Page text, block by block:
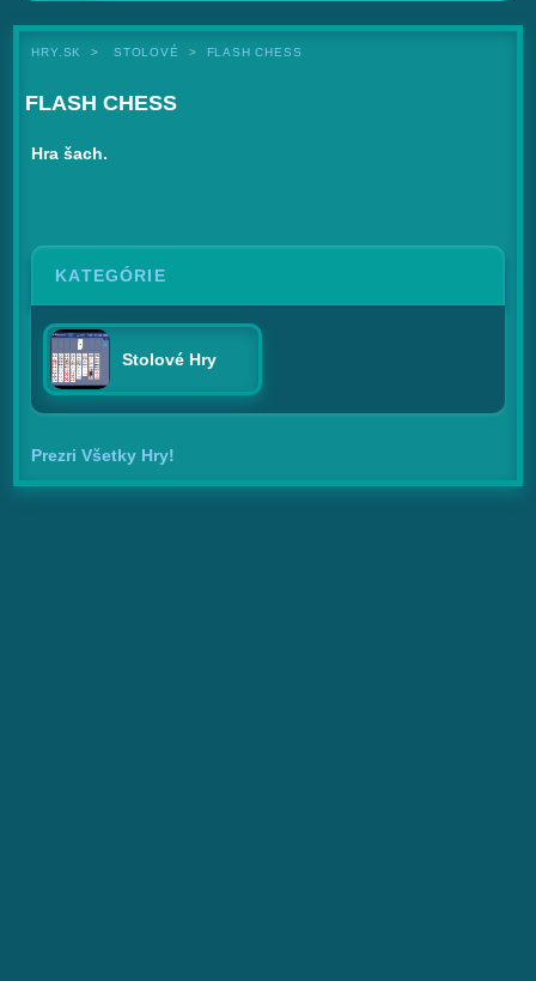
HRY.SK STOLOVÉ FLASH CHESS
FLASH CHESS
Hra šach.
KATEGÓRIE
Stolové Hry
Prezri Všetky Hry!